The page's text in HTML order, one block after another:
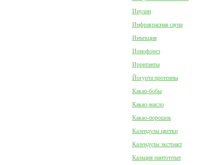
Инулин
Инфракрасная сауна
Инъекция
Ионофорез
Ирританты
Йогурта протеины
Какао-бобы
Какао-масло
Какао-порошок
Календулы цветки
Календулы экстракт
Кальция пантотенат